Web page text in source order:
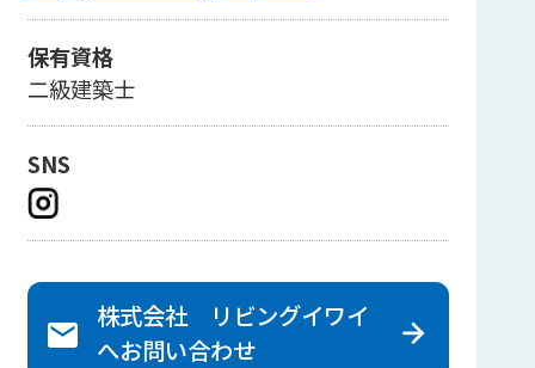
保有資格
二級建築士
SNS
株式会社 リビングイワイ
へお問い合わせ